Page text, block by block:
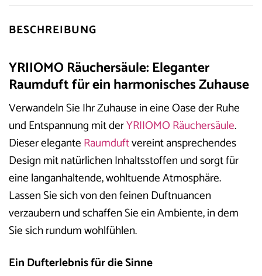
BESCHREIBUNG
YRIIOMO Räuchersäule: Eleganter
Raumduft für ein harmonisches Zuhause
Verwandeln Sie Ihr Zuhause in eine Oase der Ruhe
und Entspannung mit derYRIIOMORäuchersäule.
Dieser eleganteRaumduftvereint ansprechendes
Design mit natürlichen Inhaltsstoffen und sorgt für
eine langanhaltende, wohltuende Atmosphäre.
Lassen Sie sich von den feinen Duftnuancen
verzaubern und schaffen Sie ein Ambiente, in dem
Sie sich rundum wohlfühlen.
Ein Dufterlebnis für die Sinne